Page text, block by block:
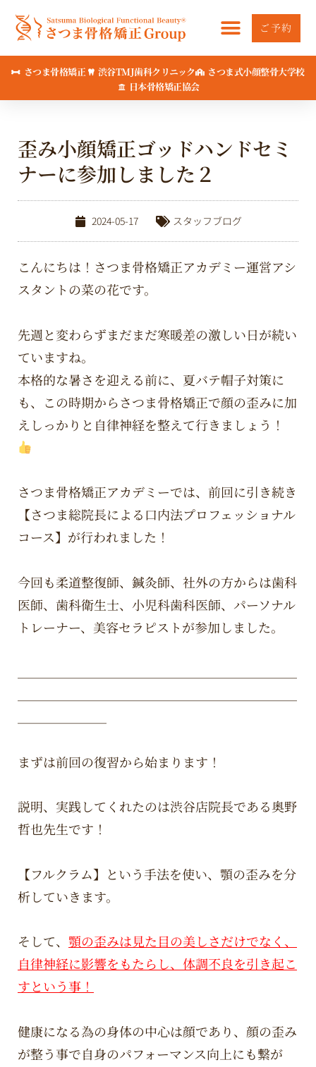
ッ
ご予約
さつま骨格矯正 渋谷TMJ歯科クリニック
さつま式小顔整骨大学校
日本骨格矯正協会
歪み小顔矯正ゴッドハンドセミ
ナーに参加しました２
2024-05-17 スタッフブログ
こんにちは！さつま骨格矯正アカデミー運営アシ
スタントの菜の花です。
先週と変わらずまだまだ寒暖差の激しい日が続い
ていますね。
本格的な暑さを迎える前に、夏バテ帽子対策に
も、この時期からさつま骨格矯正で顔の歪みに加
えしっかりと自律神経を整えて行きましょう！
さつま骨格矯正アカデミーでは、前回に引き続き
【さつま総院長による口内法プロフェッショナル
コース】が行われました！
今回も柔道整復師、鍼灸師、社外の方からは歯科
医師、歯科衛生士、小児科歯科医師、パーソナル
トレーナー、美容セラピストが参加しました。
まずは前回の復習から始まります！
説明、実践してくれたのは渋谷店院長である奥野
哲也先生です！
【フルクラム】という手法を使い、顎の歪みを分
析していきます。
そして、 顎の歪みは見た目の美しさだけでなく、
自律神経に影響をもたらし、体調不良を引き起こ
すという事！
健康になる為の身体の中心は顔であり、顔の歪み
が整う事で自身のパフォーマンス向上にも繋が